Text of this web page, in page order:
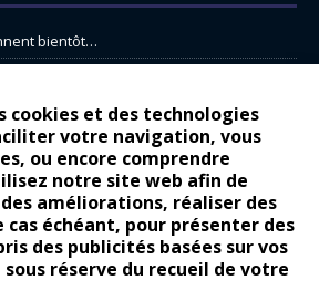
cookies et des technologies
votre navigation, vous
ou encore comprendre
notre site web afin de
améliorations, réaliser des
échéant, pour présenter des
des publicités basées sur vos
réserve du recueil de votre
bientôt…
marque pour Citroën
voyage…
d’une légende
Sandero : pour les gens vrais